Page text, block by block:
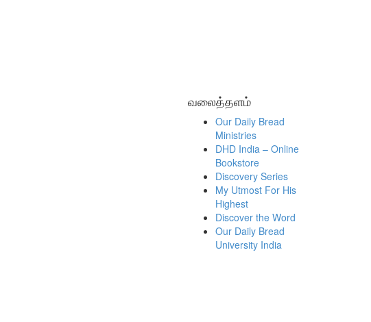
வலைத்தளம்
Our Daily Bread
Ministries
DHD India – Online
Bookstore
Discovery Series
My Utmost For His
Highest
Discover the Word
Our Daily Bread
University India